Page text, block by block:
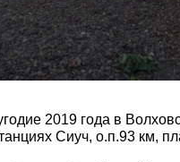
2019 года в
Сиуч, о.п.93 км,